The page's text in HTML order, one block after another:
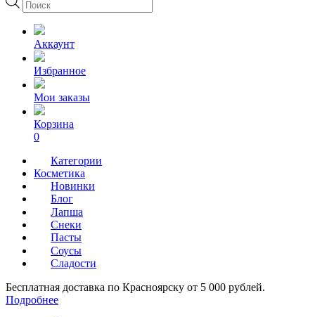
товаров
Аккаунт
Избранное
Мои заказы
Корзина
0
Категории
Косметика
Новинки
Блог
Лапша
Снеки
Пасты
Соусы
Сладости
Бесплатная доставка по Красноярску от 5 000 рублей.
Подробнее